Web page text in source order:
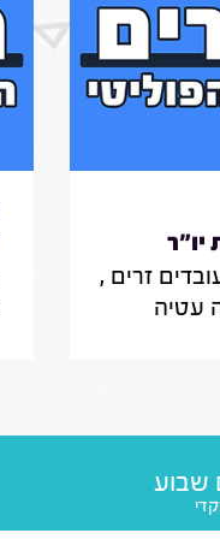
יו"ר
, חברתזרים ,
עטיה
לבני 85 ומעלה ומה מניע
שבוע